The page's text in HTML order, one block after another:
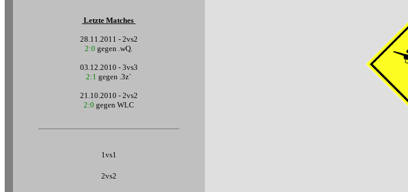
Letzte Matches
28.11.2011 - 2vs2
2:0 gegen .wQ.
03.12.2010 - 3vs3
2:1 gegen .3z`
21.10.2010 - 2vs2
2:0 gegen WLC
1vs1
2vs2